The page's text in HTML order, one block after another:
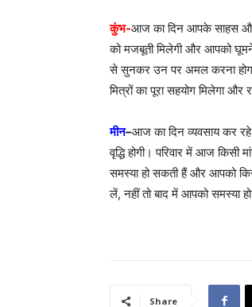
कुंभ-आज का दिन आपके साहस और
को मजबूती मिलेगी और आपको घूमने
से सुनकर उन पर अमल करना
मित्रों का पूरा सहयोग मिलेगा
मीन–आज का दिन व्यवसाय कर
वृद्धि होगी। परिवार में आज
समस्या हो सकती हैं और आपको
लें, नहीं तो बाद में आपको समस्या
Share